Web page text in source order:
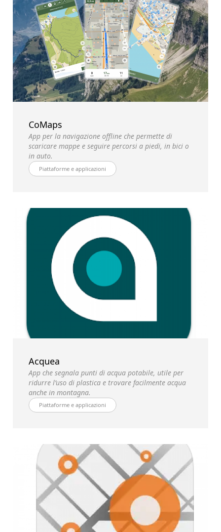
CoMaps
App per la navigazione offline che permette di
scaricare mappe e seguire percorsi a piedi, in bici o
in auto.
Piattaforme e applicazioni
Acquea
App che segnala punti di acqua potabile, utile per
ridurre l’uso di plastica e trovare facilmente acqua
anche in montagna.
Piattaforme e applicazioni